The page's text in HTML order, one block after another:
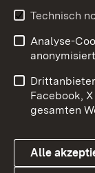
Youtube
Datenschutz
Technisch
Analyse-
Facebook,
gesamten
Alle